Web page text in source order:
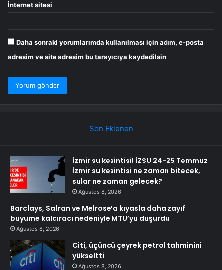
İnternet sitesi
Daha sonraki yorumlarımda kullanılması için adım, e-posta
adresim ve site adresim bu tarayıcıya kaydedilsin.
Son Eklenen
İzmir su kesintisi! İZSU 24-25 Temmuz
İzmir su kesintisi ne zaman bitecek,
sular ne zaman gelecek?
Ağustos 8, 2026
Barclays, Safran ve Melrose’a kıyasla daha zayıf
büyüme kaldıracı nedeniyle MTU’yu düşürdü
Ağustos 8, 2026
Citi, üçüncü çeyrek petrol tahminini
yükseltti
Ağustos 8, 2026